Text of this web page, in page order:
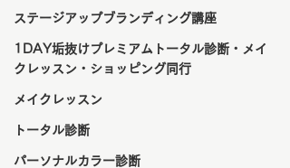
ステージアップブランディング講座
1DAY垢抜けプレミアムトータル診断・メイ
クレッスン・ショッピング同行
メイクレッスン
トータル診断
パーソナルカラー診断